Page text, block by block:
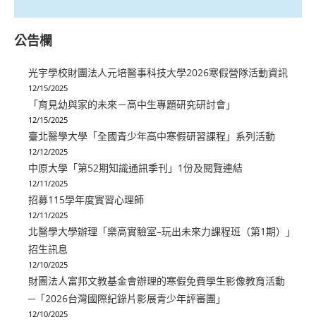
公告欄
光宇學校財團法人元培醫事科技大學2026寒假營隊活動資訊
12/15/2025
「育見幼與家的未來－高中生專題研究研討會」
12/15/2025
臺北醫學大學「全國青少年高中寒假研習課程」系列活動
12/12/2025
中原大學「第52期知識通訊季刊」1份及閱覽連結
12/11/2025
招募115學年度實習心理師
12/11/2025
北醫學大學辦理「樂高實驗室–玩出未來力課程班（第1期）」
招生訊息
12/10/2025
財團法人富邦文教基金會辦理的寒假免費學生影像教育活動
─「2026台灣國際紀錄片影展青少年評審團」
12/10/2025